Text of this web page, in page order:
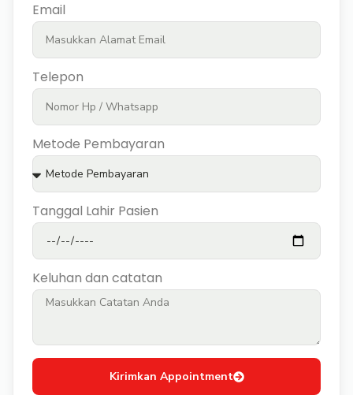
Email
Telepon
Metode Pembayaran
Tanggal Lahir Pasien
Keluhan dan catatan
Kirimkan Appointment